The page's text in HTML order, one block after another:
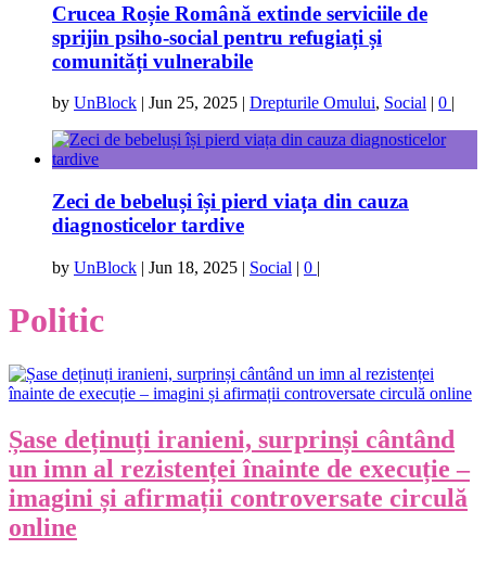
Crucea Roșie Română extinde serviciile de
sprijin psiho-social pentru refugiați și
comunități vulnerabile
by UnBlock | Jun 25, 2025 | Drepturile Omului, Social | 0 |
Zeci de bebeluși își pierd viața din cauza
diagnosticelor tardive
by UnBlock | Jun 18, 2025 | Social | 0 |
Politic
Șase deținuți iranieni, surprinși cântând
un imn al rezistenței înainte de execuție –
imagini și afirmații controversate circulă
online